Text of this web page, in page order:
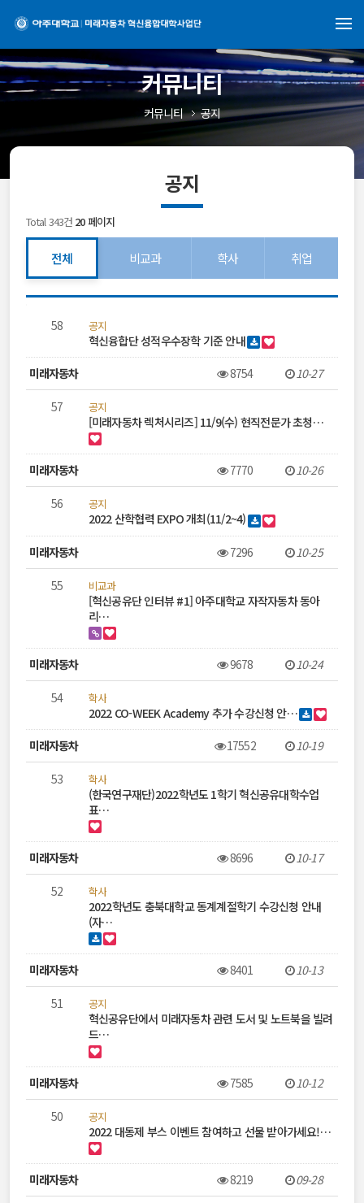
커뮤니티
커뮤니티 공지
공지
Total 343건 20 페이지
전체 비교과 학사 취업
공
목
록
58 공지
혁신융합단 성적우수장학 기준 안내
미래자동차 8754 10-27
57 공지
[미래자동차 렉처시리즈] 11/9(수) 현직전문가 초청…
미래자동차 7770 10-26
56 공지
2022 산학협력 EXPO 개최(11/2~4)
미래자동차 7296 10-25
55 비교과
[혁신공유단 인터뷰 #1] 아주대학교 자작자동차 동아
리…
미래자동차 9678 10-24
54 학사
2022 CO-WEEK Academy 추가 수강신청 안…
미래자동차 17552 10-19
53 학사
(한국연구재단)2022학년도 1학기 혁신공유대학수업
표…
미래자동차 8696 10-17
52 학사
2022학년도 충북대학교 동계계절학기 수강신청 안내
(자…
미래자동차 8401 10-13
51 공지
혁신공유단에서 미래자동차 관련 도서 및 노트북을 빌려
드…
미래자동차 7585 10-12
50 공지
2022 대동제 부스 이벤트 참여하고 선물 받아가세요!…
미래자동차 8219 09-28